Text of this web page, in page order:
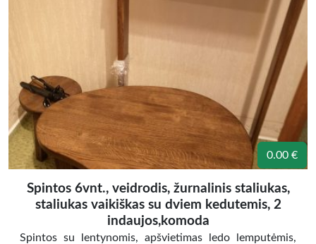
0.00 €
Spintos 6vnt., veidrodis, žurnalinis staliukas,
staliukas vaikiškas su dviem kedutemis, 2
indaujos,komoda
Spintos su lentynomis, apšvietimas ledo lemputėmis,